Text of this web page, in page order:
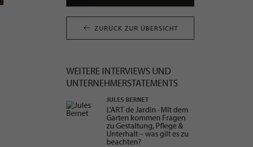
ZURÜCK ZUR ÜBERSICHT
WEITERE INTERVIEWS UND
UNTERNEHMER­STATEMENTS
JULES BERNET
L’ART de Jardin · Mit dem
Garten kommen Fragen
zu Gestaltung, Pflege &
Unterhalt – was gilt es zu
beachten?